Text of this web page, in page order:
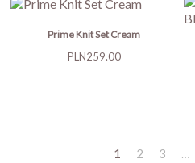
Prime Knit Set Cream
Price
PLN259.00
1 2 3 …